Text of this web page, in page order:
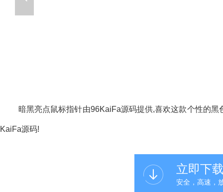
暗黑亮点鼠标指针由96KaiFa源码提供,喜欢这款个性的黑
KaiFa源码!
立即下
安全，高速，